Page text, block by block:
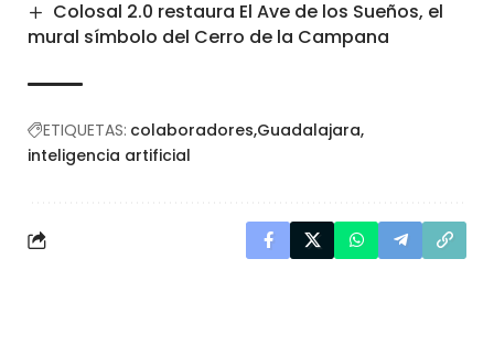
Colosal 2.0 restaura El Ave de los Sueños, el
mural símbolo del Cerro de la Campana
ETIQUETAS: colaboradores Guadalajara
inteligencia artificial